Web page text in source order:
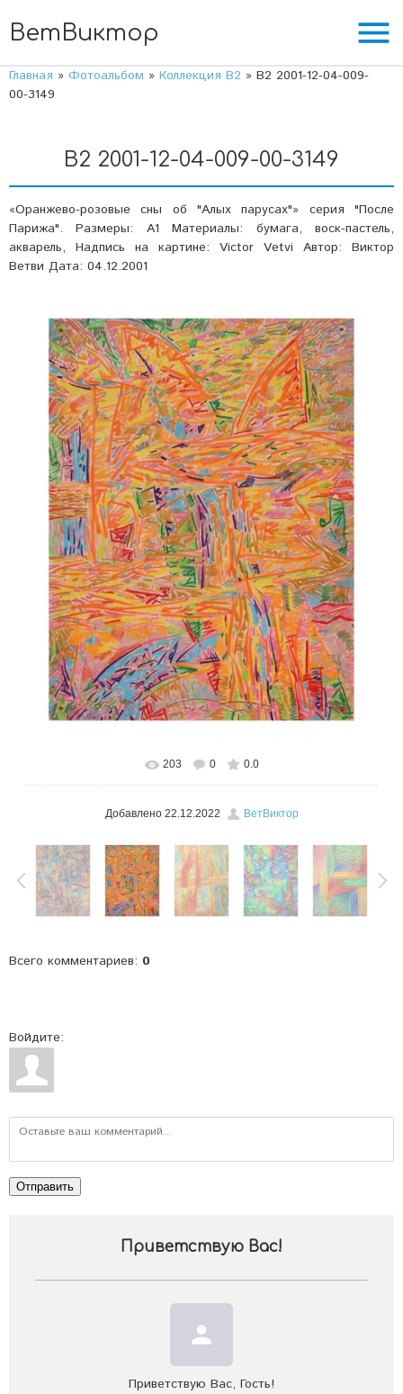
ВетВиктор menu
Главная » Фотоальбом » Коллекция В2 » В2 2001-12-04-009-
00-3149
В2 2001-12-04-009-00-3149
«Оранжево-розовые сны об "Алых парусах"» серия "После
Парижа". Размеры: А1 Материалы: бумага, воск-пастель,
акварель, Надпись на картине: Victor Vetvi Автор: Виктор
Ветви Дата: 04.12.2001
В реальном размере 470x600
203 0 0.0
Добавлено22.12.2022 ВетВиктор
Всего комментариев: 0
Войдите:
Отправить
Приветствую Вас!
person
Приветствую Вас, Гость!